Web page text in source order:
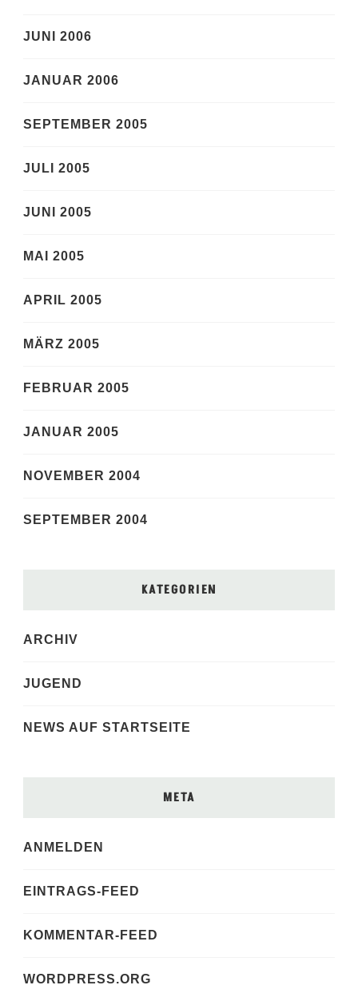
JUNI 2006
JANUAR 2006
SEPTEMBER 2005
JULI 2005
JUNI 2005
MAI 2005
APRIL 2005
MÄRZ 2005
FEBRUAR 2005
JANUAR 2005
NOVEMBER 2004
SEPTEMBER 2004
KATEGORIEN
ARCHIV
JUGEND
NEWS AUF STARTSEITE
META
ANMELDEN
EINTRAGS-FEED
KOMMENTAR-FEED
WORDPRESS.ORG